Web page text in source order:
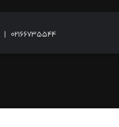
02166735544
|